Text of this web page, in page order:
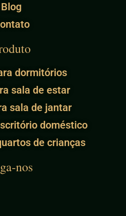
Blog
dormitórios
sala de estar
sala de jantar
doméstico
de crianças
nos